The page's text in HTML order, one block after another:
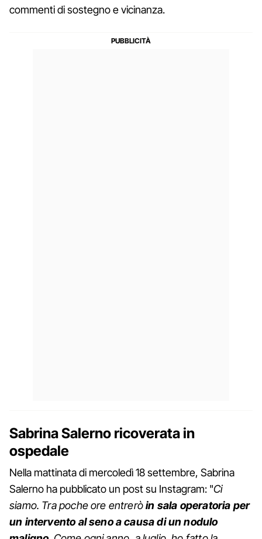
commenti di sostegno e vicinanza.
Sabrina Salerno ricoverata in
ospedale
Nella mattinata di mercoledì 18 settembre, Sabrina
Salerno ha pubblicato un post su Instagram: "Ci
siamo. Tra poche ore entreròin sala operatoria per
un intervento al seno a causa di un nodulo